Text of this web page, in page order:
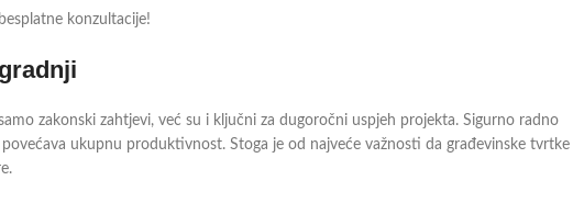
konzultacije!
zakonski zahtjevi, već su i ključni za dugoročni uspjeh projekta. Sigurno radno
ukupnu produktivnost. Stoga je od najveće važnosti da građevinske tvrtke